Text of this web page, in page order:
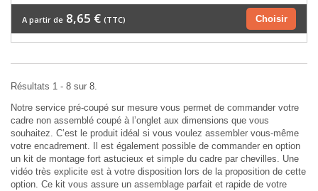
Choisir
A partir de 8,65 € (TTC)
Résultats 1 - 8 sur 8.
Notre service pré-coupé sur mesure vous permet de commander votre
cadre non assemblé coupé à l’onglet aux dimensions que vous
souhaitez. C’est le produit idéal si vous voulez assembler vous-même
votre encadrement. Il est également possible de commander en option
un kit de montage fort astucieux et simple du cadre par chevilles. Une
vidéo très explicite est à votre disposition lors de la proposition de cette
option. Ce kit vous assure un assemblage parfait et rapide de votre